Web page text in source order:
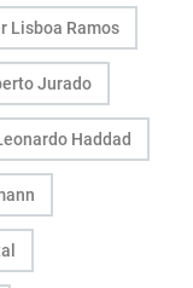
Lisboa Ramos
Jurado
Haddad